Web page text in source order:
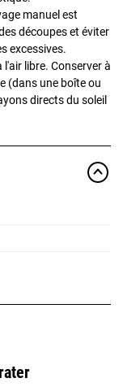
manuel est
découpes et éviter
excessives.
l'air libre. Conserver à
(dans une boîte ou
directs du soleil